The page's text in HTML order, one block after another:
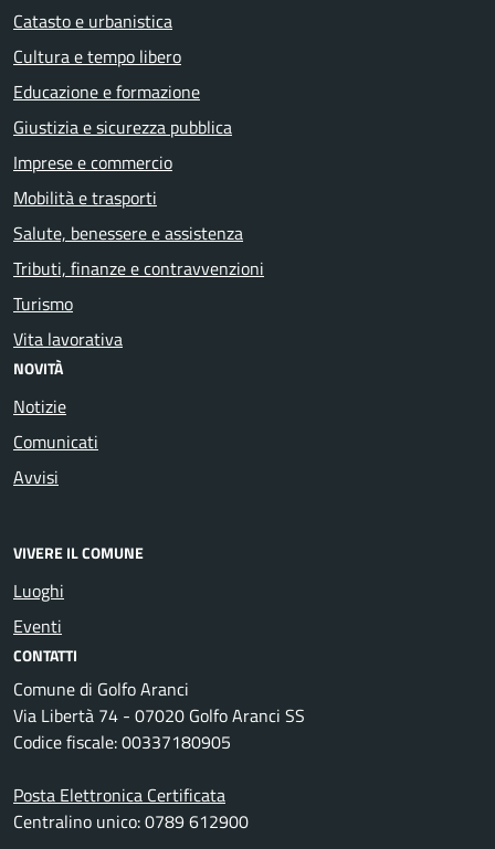
Catasto e urbanistica
Cultura e tempo libero
Educazione e formazione
Giustizia e sicurezza pubblica
Imprese e commercio
Mobilità e trasporti
Salute, benessere e assistenza
Tributi, finanze e contravvenzioni
Turismo
Vita lavorativa
NOVITÀ
Notizie
Comunicati
Avvisi
VIVERE IL COMUNE
Luoghi
Eventi
CONTATTI
Comune di Golfo Aranci
Via Libertà 74 - 07020 Golfo Aranci SS
Codice fiscale: 00337180905
Posta Elettronica Certificata
Centralino unico: 0789 612900